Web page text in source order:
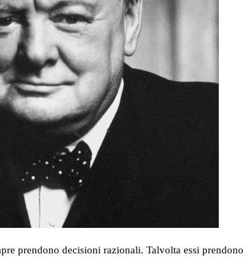
prendono decisioni razionali. Talvolta essi